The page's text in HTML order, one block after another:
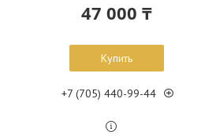
47 000 ₸
Купить
+7 (705) 440-99-44